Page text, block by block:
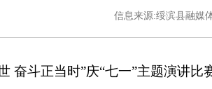
信息来源:绥滨县融媒
奋斗正当时”庆“七一”主题演讲比